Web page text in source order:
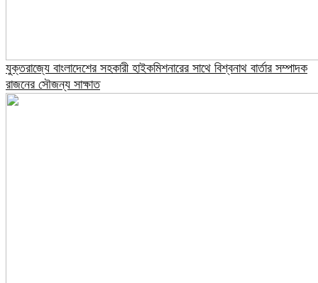
যুক্তরাজ্যে বাংলাদেশের সহকারী হাইকমিশনারের সাথে বিশ্বনাথ বার্তার সম্পাদক
রাজনের সৌজন্য সাক্ষাত